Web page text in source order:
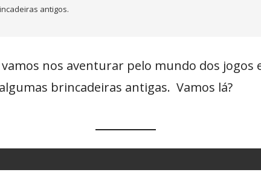
antigos.
vamos nos aventurar pelo mundo dos jogos
brincadeiras antigas. Vamos lá?